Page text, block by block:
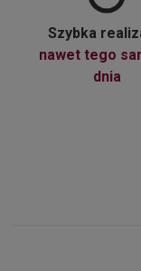
Szybka
nawet tego
dnia